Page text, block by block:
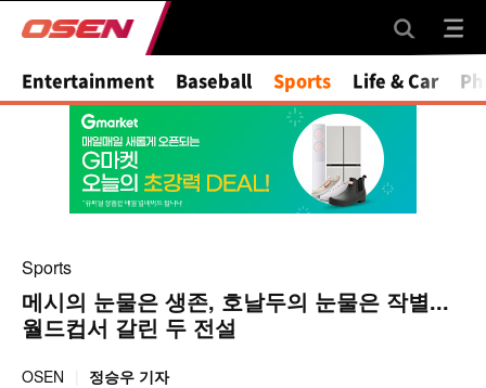
Mute
Entertainment Baseball Sports Life & Car
Sports
메시의 눈물은 생존, 호날두의 눈물은 작별...
월드컵서 갈린 두 전설
OSEN 정승우 기자